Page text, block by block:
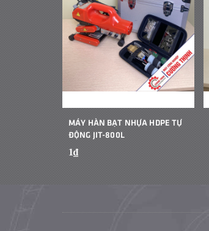
MÁY HÀN BẠT NHỰA HDPE TỰ
ĐỘNG JIT-800L
1₫